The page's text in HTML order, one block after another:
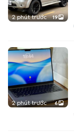
2 phút trước 19
2 phút trước 6